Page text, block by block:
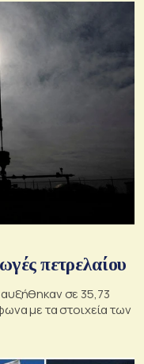
πετρελαίου
σε 35,73
με τα στοιχεία των